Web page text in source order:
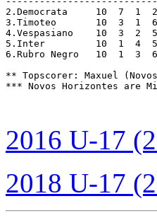
2.Democrata	10  7  1  2  22- 5  22
3.Timoteo	10  3  1  6  10-10  10
4.Vespasiano	10  3  2  5  12-17   9
5.Inter		10  1  4  5   6-21   7
6.Rubro Negro	10  1  3  6  10-23   6
** Topscorer: Maxuel
*** Novos Horizontes are
2016 U-17
2018 U-17